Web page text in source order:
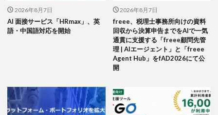
2026年8月7日
AI 面接サービス「HRmax」、英
語・中国語対応を開始
2026年8月7日
freee、税理士事務所向けの資料
回収から決算申告までをAIで一気
通貫に支援する「freee顧問先管
理 | AIエージェント」と「freee
Agent Hub」をfAD2026にて公
開